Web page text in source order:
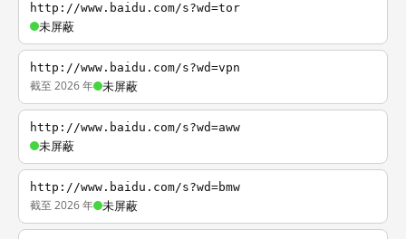
http://www.baidu.com/s?wd=tor
未屏蔽
http://www.baidu.com/s?wd=vpn
截至 2026 年 未屏蔽
http://www.baidu.com/s?wd=aww
未屏蔽
http://www.baidu.com/s?wd=bmw
截至 2026 年 未屏蔽